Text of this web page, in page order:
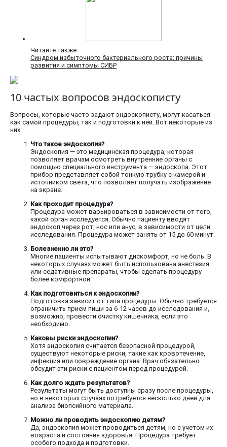
Читайте также:
Синдром избыточного бактериального роста: причины
развития и симптомы СИБР
10 частых вопросов эндоскописту
Вопросы, которые часто задают эндоскописту, могут касаться
как самой процедуры, так и подготовки к ней. Вот некоторые из
них:
Что такое эндоскопия?
Эндоскопия — это медицинская процедура, которая
позволяет врачам осмотреть внутренние органы с
помощью специального инструмента — эндоскопа. Этот
прибор представляет собой тонкую трубку с камерой и
источником света, что позволяет получать изображение
на экране.
Как проходит процедура?
Процедура может варьироваться в зависимости от того,
какой орган исследуется. Обычно пациенту вводят
эндоскоп через рот, нос или анус, в зависимости от цели
исследования. Процедура может занять от 15 до 60 минут.
Болезненно ли это?
Многие пациенты испытывают дискомфорт, но не боль. В
некоторых случаях может быть использована анестезия
или седативные препараты, чтобы сделать процедуру
более комфортной.
Как подготовиться к эндоскопии?
Подготовка зависит от типа процедуры. Обычно требуется
ограничить прием пищи за 6-12 часов до исследования и,
возможно, провести очистку кишечника, если это
необходимо.
Каковы риски эндоскопии?
Хотя эндоскопия считается безопасной процедурой,
существуют некоторые риски, такие как кровотечение,
инфекция или повреждение органа. Врач обязательно
обсудит эти риски с пациентом перед процедурой.
Как долго ждать результатов?
Результаты могут быть доступны сразу после процедуры,
но в некоторых случаях потребуется несколько дней для
анализа биопсийного материала.
Можно ли проводить эндоскопию детям?
Да, эндоскопия может проводиться детям, но с учетом их
возраста и состояния здоровья. Процедура требует
особого подхода и подготовки.